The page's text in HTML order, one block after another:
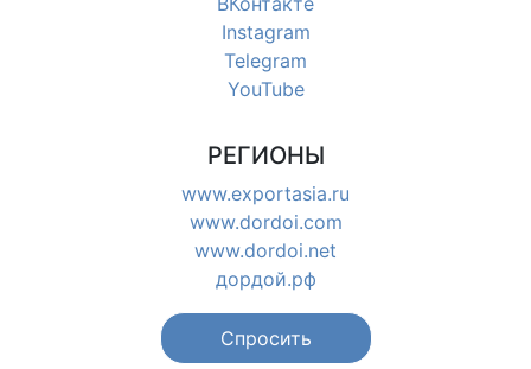
Instagram
Telegram
YouTube
РЕГИОНЫ
www.exportasia.ru
www.dordoi.com
www.dordoi.net
дордой.рф
Спросить